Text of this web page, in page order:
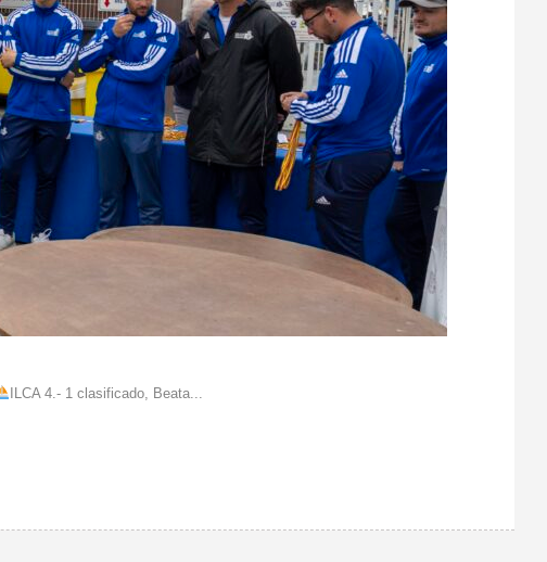
ILCA 4.- 1 clasificado, Beata...